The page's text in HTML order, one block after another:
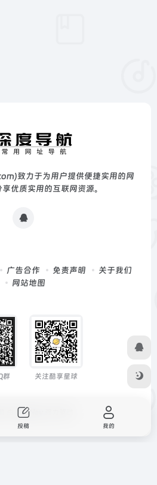
致力于为用户提供便捷实用的网
优质实用的互联网资源。
广告合作 免责声明
关于我们
网站地图
群 关注酷享星球
OneNav
投稿 我的